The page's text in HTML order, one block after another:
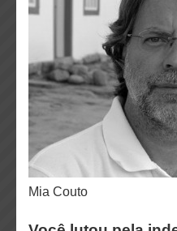
Mia Couto